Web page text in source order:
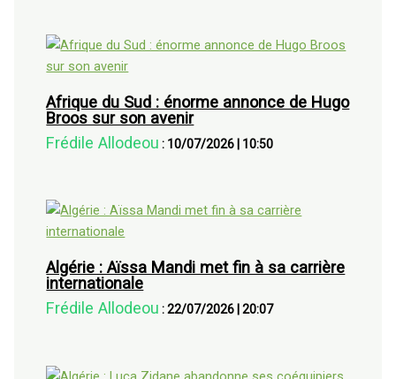
Afrique du Sud : énorme annonce de Hugo
Broos sur son avenir
Frédile Allodeou : 10/07/2026 10:50
Algérie : Aïssa Mandi met fin à sa carrière
internationale
Frédile Allodeou :22/07/2026 |20:07